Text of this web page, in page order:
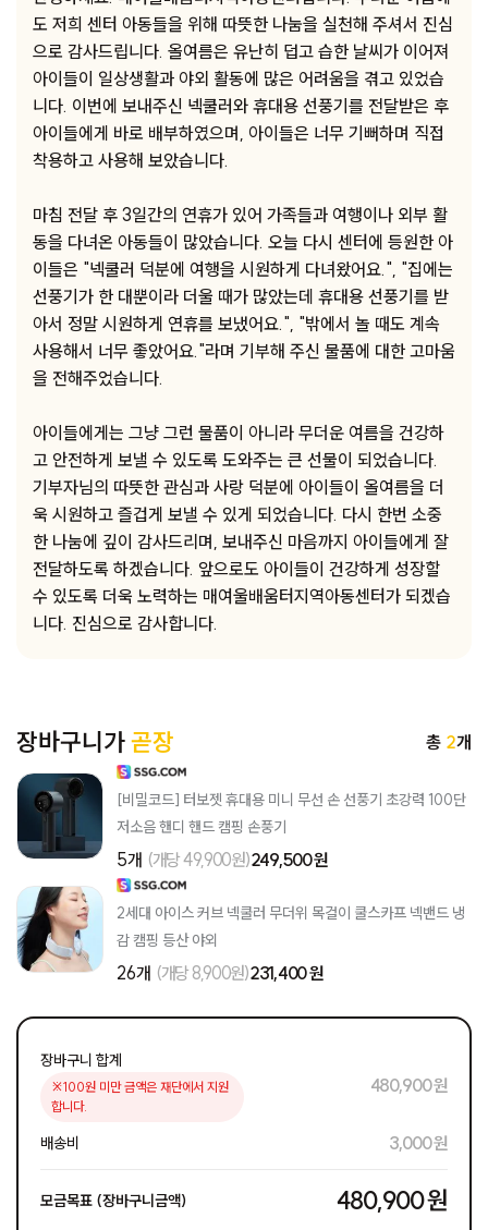
도 저희 센터 아동들을 위해 따뜻한 나눔을 실천해 주셔서 진심
으로 감사드립니다. 올여름은 유난히 덥고 습한 날씨가 이어져
아이들이 일상생활과 야외 활동에 많은 어려움을 겪고 있었습
니다. 이번에 보내주신 넥쿨러와 휴대용 선풍기를 전달받은 후
아이들에게 바로 배부하였으며, 아이들은 너무 기뻐하며 직접
착용하고 사용해 보았습니다.
마침 전달 후 3일간의 연휴가 있어 가족들과 여행이나 외부 활
동을 다녀온 아동들이 많았습니다. 오늘 다시 센터에 등원한 아
이들은 "넥쿨러 덕분에 여행을 시원하게 다녀왔어요.", "집에는
선풍기가 한 대뿐이라 더울 때가 많았는데 휴대용 선풍기를 받
아서 정말 시원하게 연휴를 보냈어요.", "밖에서 놀 때도 계속
사용해서 너무 좋았어요."라며 기부해 주신 물품에 대한 고마움
을 전해주었습니다.
아이들에게는 그냥 그런 물품이 아니라 무더운 여름을 건강하
고 안전하게 보낼 수 있도록 도와주는 큰 선물이 되었습니다.
기부자님의 따뜻한 관심과 사랑 덕분에 아이들이 올여름을 더
욱 시원하고 즐겁게 보낼 수 있게 되었습니다. 다시 한번 소중
한 나눔에 깊이 감사드리며, 보내주신 마음까지 아이들에게 잘
전달하도록 하겠습니다. 앞으로도 아이들이 건강하게 성장할
수 있도록 더욱 노력하는 매여울배움터지역아동센터가 되겠습
니다. 진심으로 감사합니다.
장바구니가곧장 총 2개
[비밀코드] 터보젯 휴대용 미니 무선 손 선풍기 초강력 100단
저소음 핸디 핸드 캠핑 손풍기
5개 (개당 49,900원)249,500 원
2세대 아이스 커브 넥쿨러 무더위 목걸이 쿨스카프 넥밴드 냉
감 캠핑 등산 야외
26개 (개당 8,900원)231,400 원
장바구니 합계
※100원 미만 금액은 재단에서 지원
합니다.
480,900 원
배송비 3,000 원
모금목표 (장바구니금액) 480,900 원